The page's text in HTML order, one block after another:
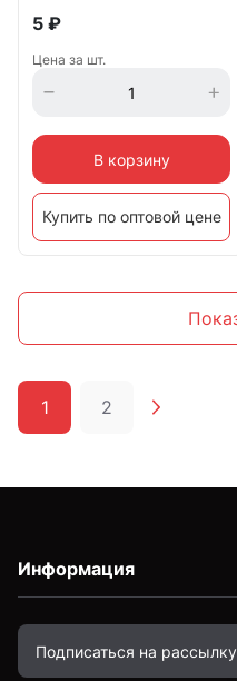
5 ₽
Цена за шт.
В корзину
Купить по оптовой цене
1 2
Информация